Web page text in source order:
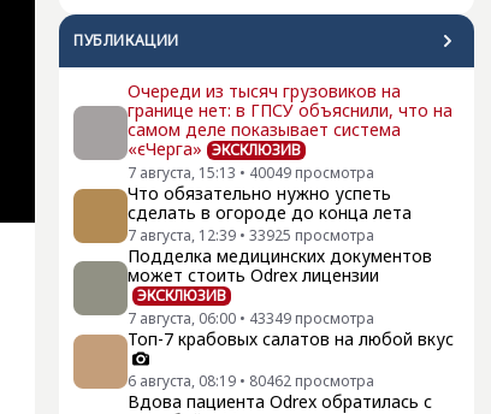
ПУБЛИКАЦИИ
Очереди из тысяч грузовиков на
границе нет: в ГПСУ объяснили, что на
самом деле показывает система
«єЧерга» ЭКСКЛЮЗИВ
7 августа, 15:13 • 40049 просмотра
Что обязательно нужно успеть
сделать в огороде до конца лета
7 августа, 12:39 • 33925 просмотра
Подделка медицинских документов
может стоить Odrex лицензии
ЭКСКЛЮЗИВ
7 августа, 06:00 • 43349 просмотра
Топ-7 крабовых салатов на любой вкус
6 августа, 08:19 • 80462 просмотра
Вдова пациента Odrex обратилась с